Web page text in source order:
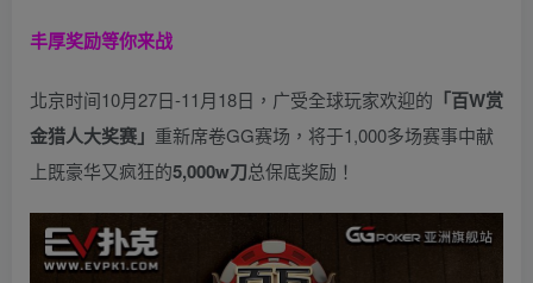
丰厚奖励等你来战
北京时间10月27日-11月18日，广受全球玩家欢迎的 「百W赏
金猎人大奖赛」 重新席卷GG赛场，将于1,000多场赛事中献
上既豪华又疯狂的5,000w刀总保底奖励！